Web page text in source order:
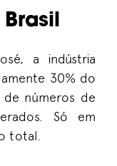
a indústria
30% do
números de
Só em
total.